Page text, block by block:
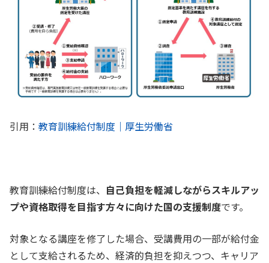
引用： 教育訓練給付制度｜厚生労働省
教育訓練給付制度は、 自己負担を軽減しながらスキルアッ
プや資格取得を目指す方々に向けた国の支援制度です。
対象となる講座を修了した場合、受講費用の一部が給付金
として支給されるため、経済的負担を抑えつつ、キャリア